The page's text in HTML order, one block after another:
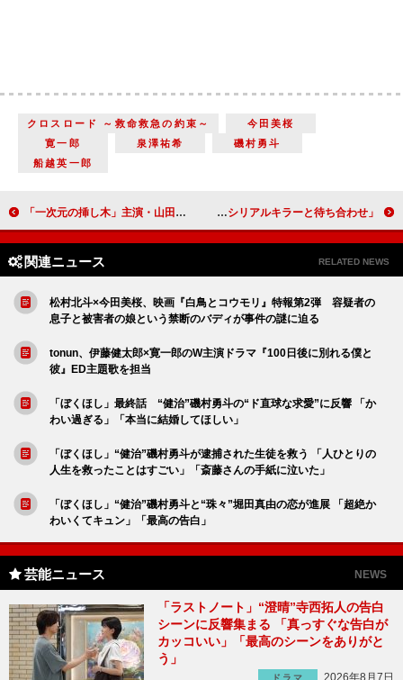
クロスロード ～救命救急の約束～
今田美桜
寛一郎
泉澤祐希
磯村勇斗
船越英一郎
「一次元の挿し木」主演・山田涼介の演技に反響 「目の光を調整できる演技がすごい」「原作のイメージ通り」 「今夜もシリアルキラーと待ち合わせ」「2人の関係性の変化が楽しみ」「12人ってやば過ぎないか。中指に赤い指輪の意味は何だったんだろう」
関連ニュース RELATED NEWS
松村北斗×今田美桜、映画『白鳥とコウモリ』特報第2弾 容疑者の
息子と被害者の娘という禁断のバディが事件の謎に迫る
tonun、伊藤健太郎×寛一郎のW主演ドラマ『100日後に別れる僕と
彼』ED主題歌を担当
「ぼくほし」最終話 “健治”磯村勇斗の“ド直球な求愛”に反響 「か
わい過ぎる」「本当に結婚してほしい」
「ぼくほし」“健治”磯村勇斗が逮捕された生徒を救う 「人ひとりの
人生を救ったことはすごい」「斎藤さんの手紙に泣いた」
「ぼくほし」“健治”磯村勇斗と“珠々”堀田真由の恋が進展 「超絶か
わいくてキュン」「最高の告白」
芸能ニュース NEWS
「ラストノート」“澄晴”寺西拓人の告白
シーンに反響集まる 「真っすぐな告白が
カッコいい」「最高のシーンをありがと
う」
ドラマ
2026年8月7日